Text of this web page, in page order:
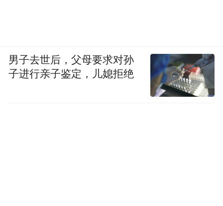
男子去世后，父母要求对孙
子进行亲子鉴定，儿媳拒绝